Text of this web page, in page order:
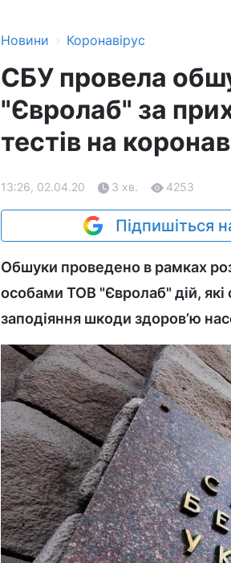
Новини › Коронавірус
СБУ провела
"Євролаб" за
тестів на
13:26, 02.04.20 3 хв. 4253
Підпишіться
Обшуки проведено в рамках
особами ТОВ "Євролаб" дій,
заподіяння шкоди здоров’ю